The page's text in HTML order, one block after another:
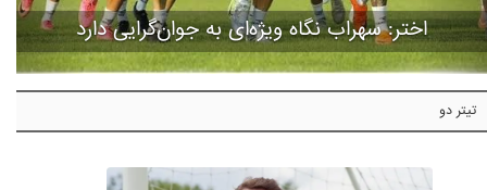
اختر: سهراب نگاه ویژه‌ای به جوان‌گرایی دارد
تیتر دو